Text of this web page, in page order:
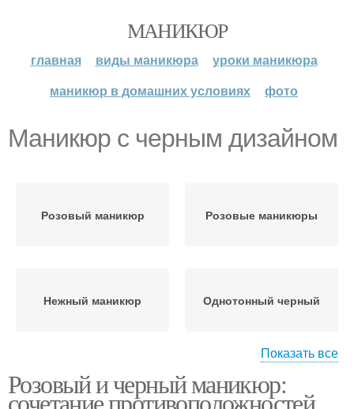
МАНИКЮР
главная виды маникюра
уроки маникюра
маникюр в домашних условиях
фото
Маникюр с черным дизайном
Розовый маникюр Розовые маникюры
Нежный маникюр Однотонный черный
Дизайн для нежного
маникюра
акцентом
Показать все
Розовый и черный маникюр: